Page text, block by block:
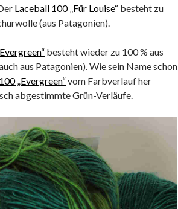
Laceball 100 „Für Louise“ besteht zu
(aus Patagonien).
besteht wieder zu 100 % aus
aus Patagonien). Wie sein Name schon
„Evergreen“vom Farbverlauf her
abgestimmte Grün-Verläufe.